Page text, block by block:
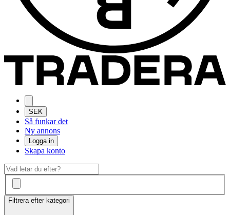
SEK
Så funkar det
Ny annons
Logga in
Skapa konto
Filtrera efter kategori